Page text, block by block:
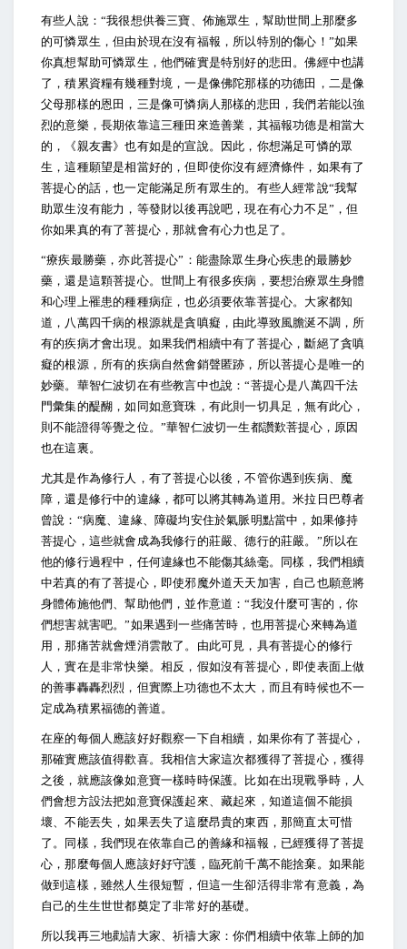
有些人說：“我很想供養三寶、佈施眾生，幫助世間上那麼多
的可憐眾生，但由於現在沒有福報，所以特別的傷心！”如果
你真想幫助可憐眾生，他們確實是特別好的悲田。佛經中也講
了，積累資糧有幾種對境，一是像佛陀那樣的功德田，二是像
父母那樣的恩田，三是像可憐病人那樣的悲田，我們若能以強
烈的意樂，長期依靠這三種田來造善業，其福報功德是相當大
的，《親友書》也有如是的宣說。因此，你想滿足可憐的眾
生，這種願望是相當好的，但即使你沒有經濟條件，如果有了
菩提心的話，也一定能滿足所有眾生的。有些人經常說“我幫
助眾生沒有能力，等發財以後再說吧，現在有心力不足”，但
你如果真的有了菩提心，那就會有心力也足了。
“療疾最勝藥，亦此菩提心”：能盡除眾生身心疾患的最勝妙
藥，還是這顆菩提心。世間上有很多疾病，要想治療眾生身體
和心理上罹患的種種病症，也必須要依靠菩提心。大家都知
道，八萬四千病的根源就是貪嗔癡，由此導致風膽涎不調，所
有的疾病才會出現。如果我們相續中有了菩提心，斷絕了貪嗔
癡的根源，所有的疾病自然會銷聲匿跡，所以菩提心是唯一的
妙藥。華智仁波切在有些教言中也說：“菩提心是八萬四千法
門彙集的醍醐，如同如意寶珠，有此則一切具足，無有此心，
則不能證得等覺之位。”華智仁波切一生都讚歎菩提心，原因
也在這裏。
尤其是作為修行人，有了菩提心以後，不管你遇到疾病、魔
障，還是修行中的違緣，都可以將其轉為道用。米拉日巴尊者
曾說：“病魔、違緣、障礙均安住於氣脈明點當中，如果修持
菩提心，這些就會成為我修行的莊嚴、德行的莊嚴。”所以在
他的修行過程中，任何違緣也不能傷其絲毫。同樣，我們相續
中若真的有了菩提心，即使邪魔外道天天加害，自己也願意將
身體佈施他們、幫助他們，並作意道：“我沒什麼可害的，你
們想害就害吧。”如果遇到一些痛苦時，也用菩提心來轉為道
用，那痛苦就會煙消雲散了。由此可見，具有菩提心的修行
人，實在是非常快樂。相反，假如沒有菩提心，即使表面上做
的善事轟轟烈烈，但實際上功德也不太大，而且有時候也不一
定成為積累福德的善道。
在座的每個人應該好好觀察一下自相續，如果你有了菩提心，
那確實應該值得歡喜。我相信大家這次都獲得了菩提心，獲得
之後，就應該像如意寶一樣時時保護。比如在出現戰爭時，人
們會想方設法把如意寶保護起來、藏起來，知道這個不能損
壞、不能丟失，如果丟失了這麼昂貴的東西，那簡直太可惜
了。同樣，我們現在依靠自己的善緣和福報，已經獲得了菩提
心，那麼每個人應該好好守護，臨死前千萬不能捨棄。如果能
做到這樣，雖然人生很短暫，但這一生卻活得非常有意義，為
自己的生生世世都奠定了非常好的基礎。
所以我再三地勸請大家、祈禱大家：你們相續中依靠上師的加